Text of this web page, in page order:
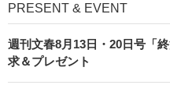
PRESENT & EVENT
週刊文春8月13日・20日号「
求＆プレゼント